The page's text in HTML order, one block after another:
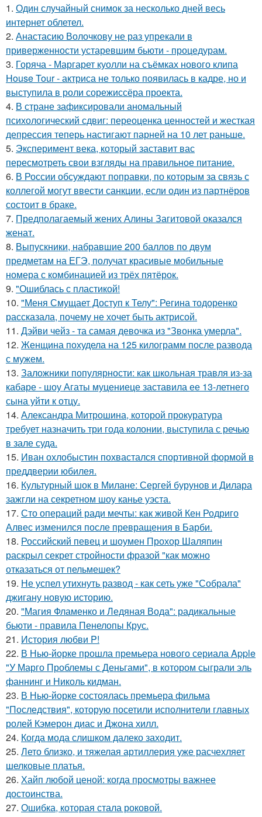
1. Один случайный снимок за несколько дней весь
интернет облетел.
2. Анастасию Волочкову не раз упрекали в
приверженности устаревшим бьюти - процедурам.
3. Горяча - Маргарет куолли на съёмках нового клипа
House Tour - актриса не только появилась в кадре, но и
выступила в роли сорежиссёра проекта.
4. В стране зафиксировали аномальный
психологический сдвиг: переоценка ценностей и жесткая
депрессия теперь настигают парней на 10 лет раньше.
5. Эксперимент века, который заставит вас
пересмотреть свои взгляды на правильное питание.
6. В России обсуждают поправки, по которым за связь с
коллегой могут ввести санкции, если один из партнёров
состоит в браке.
7. Предполагаемый жених Алины Загитовой оказался
женат.
8. Выпускники, набравшие 200 баллов по двум
предметам на ЕГЭ, получат красивые мобильные
номера с комбинацией из трёх пятёрок.
9. "Ошиблась с пластикой!
10. "Меня Смущает Доступ к Телу": Регина тодоренко
рассказала, почему не хочет быть актрисой.
11. Дэйви чейз - та самая девочка из "Звонка умерла".
12. Женщина похудела на 125 килограмм после развода
с мужем.
13. Заложники популярности: как школьная травля из-за
кабаре - шоу Агаты муцениеце заставила ее 13-летнего
сына уйти к отцу.
14. Александра Митрошина, которой прокуратура
требует назначить три года колонии, выступила с речью
в зале суда.
15. Иван охлобыстин похвастался спортивной формой в
преддверии юбилея.
16. Культурный шок в Милане: Сергей бурунов и Дилара
зажгли на секретном шоу канье уэста.
17. Сто операций ради мечты: как живой Кен Родриго
Алвес изменился после превращения в Барби.
18. Российский певец и шоумен Прохор Шаляпин
раскрыл секрет стройности фразой "как можно
отказаться от пельмешек?
19. Не успел утихнуть развод - как сеть уже "Собрала"
джигану новую историю.
20. "Магия Фламенко и Ледяная Вода": радикальные
бьюти - правила Пенелопы Крус.
21. История любви P!
22. В Нью-йорке прошла премьера нового сериала Apple
"У Марго Проблемы с Деньгами", в котором сыграли эль
фаннинг и Николь кидман.
23. В Нью-йорке состоялась премьера фильма
"Последствия", которую посетили исполнители главных
ролей Кэмерон диас и Джона хилл.
24. Когда мода слишком далеко заходит.
25. Лето близко, и тяжелая артиллерия уже расчехляет
шелковые платья.
26. Хайп любой ценой: когда просмотры важнее
достоинства.
27. Ошибка, которая стала роковой.